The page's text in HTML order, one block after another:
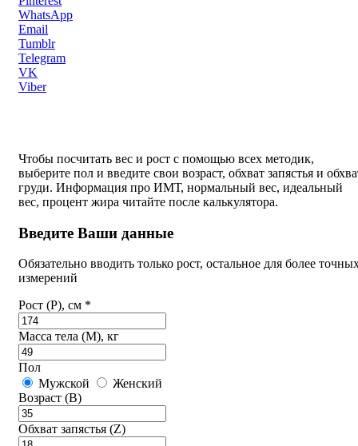
WhatsApp
Email
Tumblr
Telegram
VK
Viber
Чтобы посчитать вес и рост с помощью всех методик,
выберите пол и введите свои возраст, обхват запястья и
груди. Информация про ИМТ, нормальный вес, идеальный
вес, процент жира читайте после калькулятора.
Введите Ваши данные
Обязательно вводить только рост, остальное для более
измерений
Рост (P), см *
Масса тела (M), кг
Пол
Мужской
Женский
Возраст (B)
Обхват запястья (Z)